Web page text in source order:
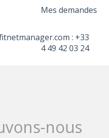
pour les traductions
Mes demandes
: +33
4 49 42 03 24
nous